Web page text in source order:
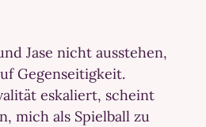
Jase nicht ausstehen,
Gegenseitigkeit.
eskaliert, scheint
mich als Spielball zu